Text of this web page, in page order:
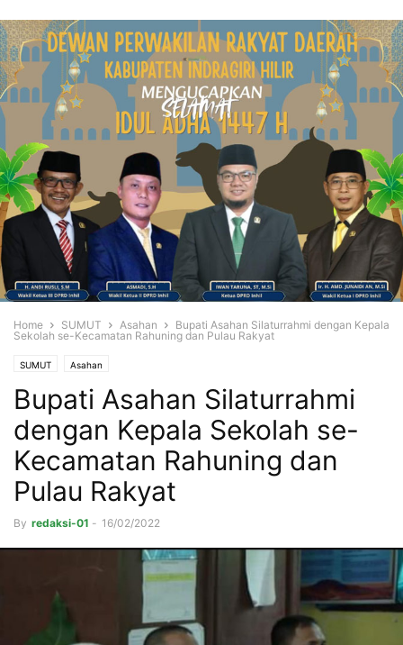
Home SUMUT Asahan
Bupati Asahan Silaturrahmi dengan Kepala
Sekolah se-Kecamatan Rahuning dan Pulau Rakyat
SUMUT Asahan
Bupati Asahan Silaturrahmi
dengan Kepala Sekolah se-
Kecamatan Rahuning dan
Pulau Rakyat
By redaksi-01 - 16/02/2022